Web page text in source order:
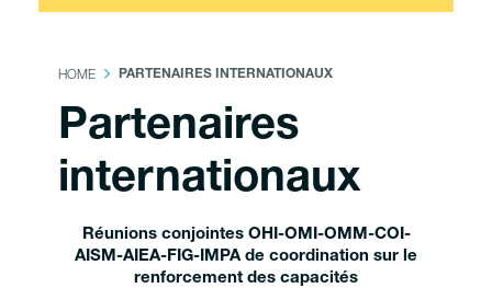
HOME PARTENAIRES INTERNATIONAUX
Partenaires
internationaux
Réunions conjointes OHI-OMI-OMM-COI-
AISM-AIEA-FIG-IMPA de coordination sur le
renforcement des capacités